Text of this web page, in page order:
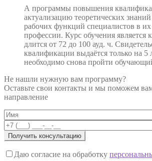
А программы повышения
актуализацию теоретических
рабочих функций специалистов в
профессии. Курс обучения является
длится от 72 до 100 ауд. ч.
квалификации выдаётся только на 5
необходимо снова пройти
Не нашли нужную вам программу?
Оставьте свои контакты и мы поможем
направление
Даю согласие на обработку